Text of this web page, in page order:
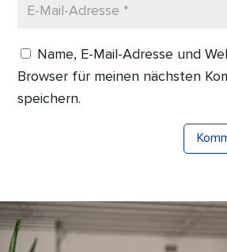
Name, E-Mail-Adresse und
Browser für meinen nächsten
speichern.